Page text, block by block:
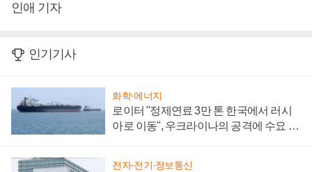
인애 기자
인기기사
화학·에너지
로이터 "정제연료 3만 톤 한국에서 러시
아로 이동", 우크라이나의 공격에 수요 늘
전자·전기·정보통신